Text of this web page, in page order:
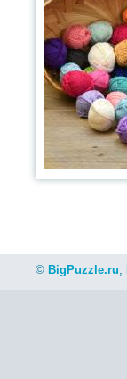
© BigPuzzle.ru,